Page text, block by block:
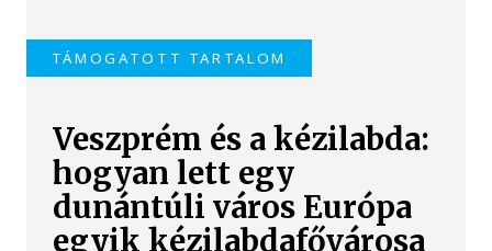
TÁMOGATOTT TARTALOM
Veszprém és a kézilabda:
hogyan lett egy
dunántúli város Európa
egyik kézilabdafővárosa